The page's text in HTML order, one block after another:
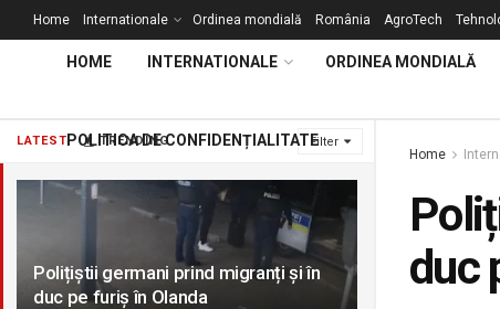
LATEST TRENDING Filter
Polițiștii germani prind migranți și în
duc pe furiș în Olanda
Home Internationale Ordinea mondială România AgroTech
HOME INTERNATIONALE ORDINEA MONDIALĂ
POLITICA DE CONFIDENȚIALITATE
Home
duc